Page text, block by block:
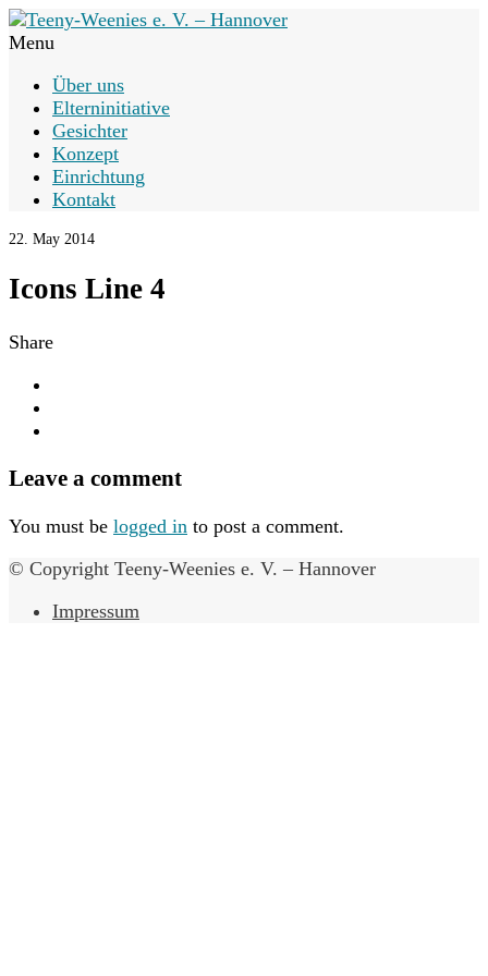
Menu
Über uns
Elterninitiative
Gesichter
Konzept
Einrichtung
Kontakt
22. May 2014
Icons Line 4
Share
Leave a comment
You must be logged in to post a comment.
© Copyright Teeny-Weenies e. V. – Hannover
Impressum